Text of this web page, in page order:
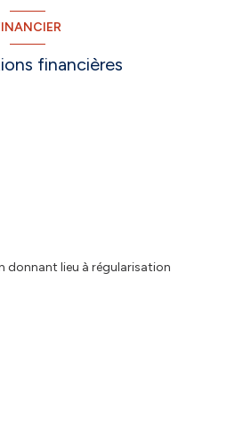
financières
donnant lieu à régularisation